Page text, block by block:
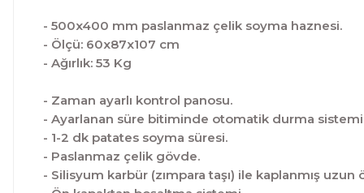
- 500x400 mm paslanmaz çelik soyma haznesi.
- Ölçü: 60x87x107 cm
- Ağırlık: 53 Kg
- Zaman ayarlı kontrol panosu.
- Ayarlanan süre bitiminde otomatik durma
- 1-2 dk patates soyma süresi.
- Paslanmaz çelik gövde.
- Silisyum karbür (zımpara taşı) ile kaplanmış